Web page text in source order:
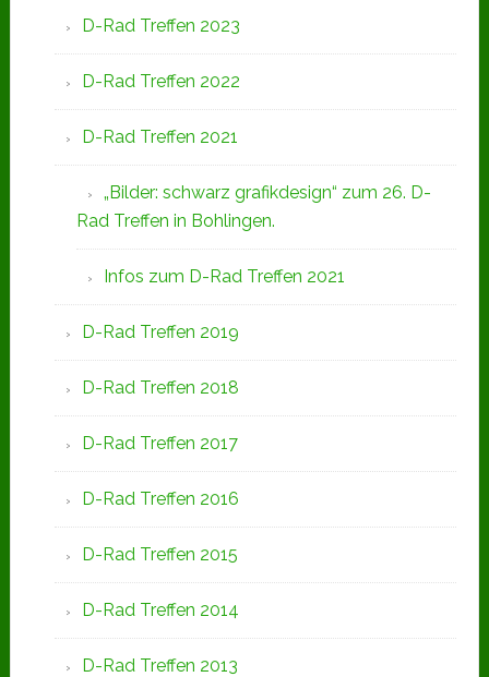
D-Rad Treffen 2023
D-Rad Treffen 2022
D-Rad Treffen 2021
„Bilder: schwarz grafikdesign“ zum 26. D-
Rad Treffen in Bohlingen.
Infos zum D-Rad Treffen 2021
D-Rad Treffen 2019
D-Rad Treffen 2018
D-Rad Treffen 2017
D-Rad Treffen 2016
D-Rad Treffen 2015
D-Rad Treffen 2014
D-Rad Treffen 2013